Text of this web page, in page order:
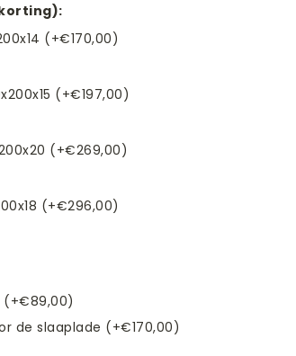
(+€170,00)
(+€197,00)
(+€269,00)
(+€296,00)
(+€89,00)
de slaaplade (+€170,00)